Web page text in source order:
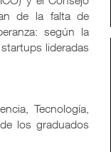
de la falta de
según la
lideradas
Tecnología,
los graduados